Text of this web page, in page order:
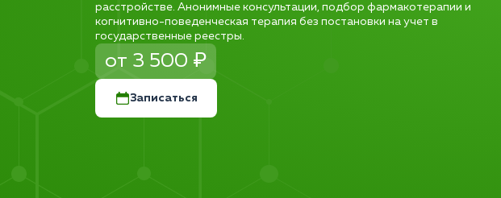
расстройстве. Анонимные консультации, подбор фармакотерапии и
когнитивно-поведенческая терапия без постановки на учет в
государственные реестры.
от 3 500 ₽
Записаться